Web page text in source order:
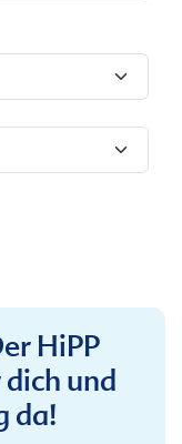
HiPP
und
da!